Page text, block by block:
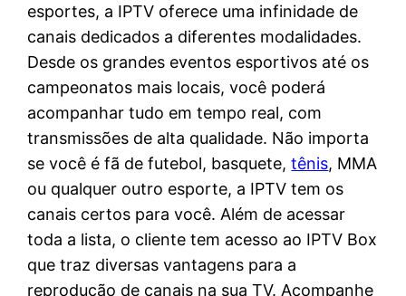
esportes, a IPTV oferece uma infinidade de
canais dedicados a diferentes modalidades.
Desde os grandes eventos esportivos até os
campeonatos mais locais, você poderá
acompanhar tudo em tempo real, com
transmissões de alta qualidade. Não importa
se você é fã de futebol, basquete,tênis, MMA
ou qualquer outro esporte, a IPTV tem os
canais certos para você. Além de acessar
toda a lista, o cliente tem acesso ao IPTV Box
que traz diversas vantagens para a
reprodução de canais na sua TV. Acompanhe